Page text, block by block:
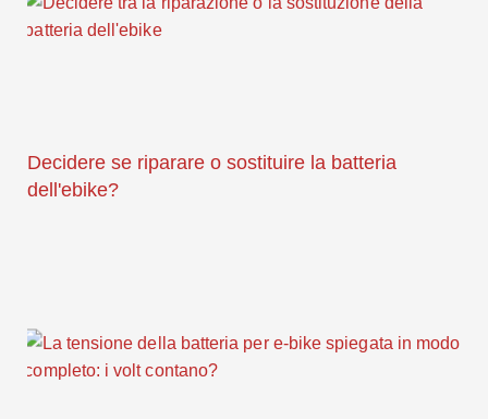
Decidere se riparare o sostituire la batteria
dell'ebike?